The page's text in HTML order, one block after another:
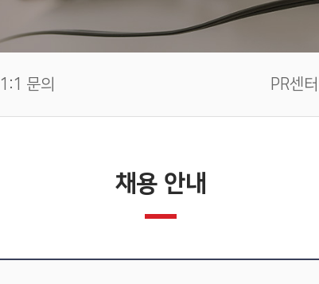
무인세탁함
범용 제품
1:1 문의 PR센터
채용 안내